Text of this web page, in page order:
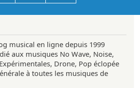
musical en ligne depuis 1999
aux musiques No Wave, Noise,
Drone, Pop éclopée
à toutes les musiques de